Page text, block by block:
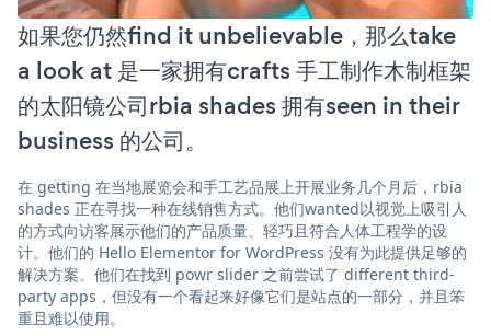
如果您仍然find it unbelievable，那么take
a look at 是一家拥有crafts 手工制作木制框架
的太阳镜公司rbia shades 拥有seen in their
business 的公司。
在 getting 在当地展览会和手工艺品展上开展业务几个月后，rbia
shades 正在寻找一种在线销售方式。他们wanted以视觉上吸引人
的方式向访客展示他们的产品质量、轻巧且符合人体工程学的设
计。他们的 Hello Elementor for WordPress 没有为此提供足够的
解决方案。他们在找到 powr slider 之前尝试了 different third-
party apps，但没有一个看起来好像它们是站点的一部分，并且笨
重且难以使用。